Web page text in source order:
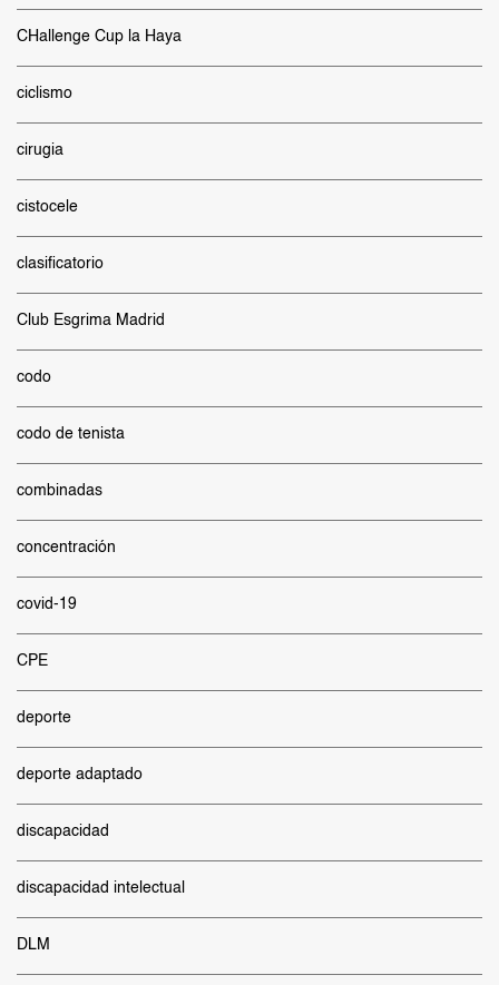
CHallenge Cup la Haya
ciclismo
cirugia
cistocele
clasificatorio
Club Esgrima Madrid
codo
codo de tenista
combinadas
concentración
covid-19
CPE
deporte
deporte adaptado
discapacidad
discapacidad intelectual
DLM